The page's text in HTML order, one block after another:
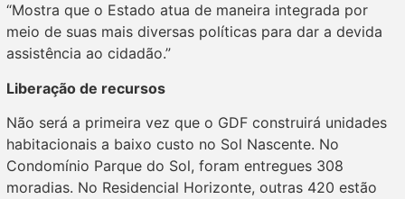
“Mostra que o Estado atua de maneira integrada por
meio de suas mais diversas políticas para dar a devida
assistência ao cidadão.”
Liberação de recursos
Não será a primeira vez que o GDF construirá unidades
habitacionais a baixo custo no Sol Nascente. No
Condomínio Parque do Sol, foram entregues 308
moradias. No Residencial Horizonte, outras 420 estão